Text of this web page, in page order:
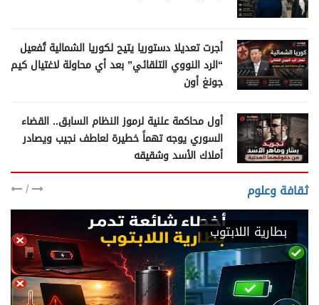
أجرت تعديلا دستوريا يتيح لكوريا الشمالية تُفعيل
“الرد النووي التلقائي” بعد أي محاولة لاغتيال كيم
جونغ أون
أول محاكمة علنية لرموز النظام السابق.. القضاء
السوري يوجه تهماً خطيرة لعاطف نجيب ويصادر
أملاك الأسد وشقيقه
ثقافة وعلوم /
بطارية اللابتوب